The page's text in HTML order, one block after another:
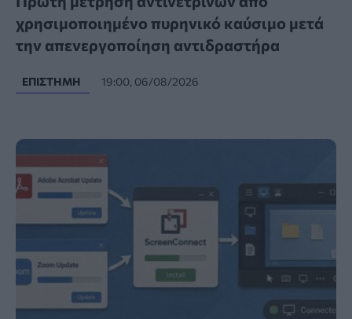
χρησιμοποιημένο πυρηνικό καύσιμο μετά
την απενεργοποίηση αντιδραστήρα
ΕΠΙΣΤΉΜΗ 19:00, 06/08/2026